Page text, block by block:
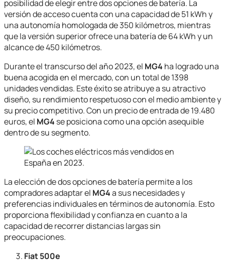
posibilidad de elegir entre dos opciones de batería. La
versión de acceso cuenta con una capacidad de 51 kWh y
una autonomía homologada de 350 kilómetros, mientras
que la versión superior ofrece una batería de 64 kWh y un
alcance de 450 kilómetros.
Durante el transcurso del año 2023, el MG4 ha logrado una
buena acogida en el mercado, con un total de 1398
unidades vendidas. Este éxito se atribuye a su atractivo
diseño, su rendimiento respetuoso con el medio ambiente y
su precio competitivo. Con un precio de entrada de 19.480
euros, el MG4 se posiciona como una opción asequible
dentro de su segmento.
La elección de dos opciones de batería permite a los
compradores adaptar el MG4a sus necesidades y
preferencias individuales en términos de autonomía. Esto
proporciona flexibilidad y confianza en cuanto a la
capacidad de recorrer distancias largas sin
preocupaciones.
Fiat 500e